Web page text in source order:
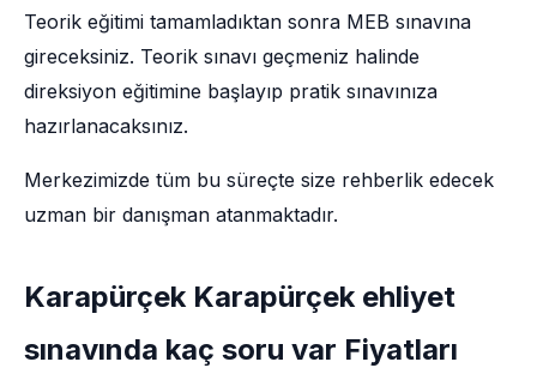
Teorik eğitimi tamamladıktan sonra MEB sınavına
gireceksiniz. Teorik sınavı geçmeniz halinde
direksiyon eğitimine başlayıp pratik sınavınıza
hazırlanacaksınız.
Merkezimizde tüm bu süreçte size rehberlik edecek
uzman bir danışman atanmaktadır.
Karapürçek Karapürçek ehliyet
sınavında kaç soru var Fiyatları